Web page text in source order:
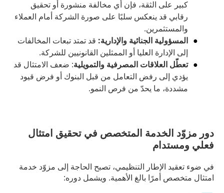
كبير على الثقة، فإن أي مخالفة منشورة أو تحقيق
رقابي قد ينعكس سلبًا على صورة الشركة أمام العملاء
والمستثمرين.
المسؤولية الجنائية والإدارية: قد تمتد تبعات المخالفات
إلى الإدارة العليا أو الممثلين القانونيين للشركة.
تعطّل العلاقات المصرفية والتمويلية: ضعف الامتثال قد
يؤدي إلى رفض التعامل من قبل البنوك أو فرض قيود
مشددة، ما يحدّ من فرص النمو.
دور مزوّد الخدمة المتخصص في تحقيق امتثال
فعلي ومستدام
في ضوء تعقيد الإطار التنظيمي، تصبح الحاجة إلى مزوّد خدمة
امتثال متخصص أمرًا بالغ الأهمية. ويشمل دوره: